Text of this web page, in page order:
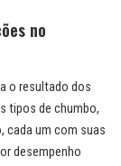
no
o resultado dos
tipos de chumbo,
cada um com suas
desempenho